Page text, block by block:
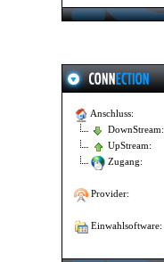
Anschluss:
DownStream:
UpStream:
Zugang:
Provider:
Einwahlsoftware: